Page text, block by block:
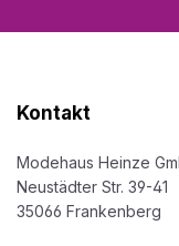
Kontakt
Modehaus Heinze
Neustädter Str. 39-41
35066 Frankenberg